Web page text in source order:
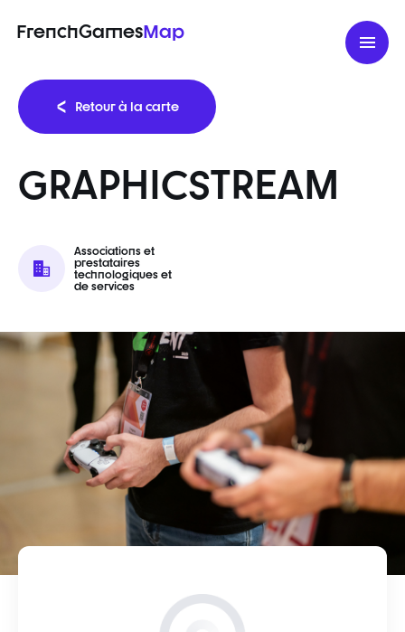
FrenchGamesMap
Retour à la carte
GRAPHICSTREAM
Associations et
prestataires
technologiques et
de services